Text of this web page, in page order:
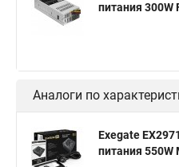
питания 300W
Аналоги по
Exegate
питания 550W